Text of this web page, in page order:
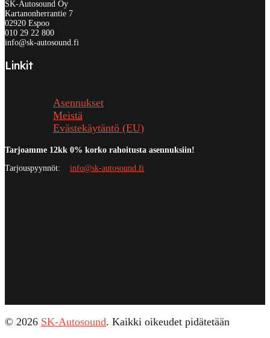
SK-Autosound Oy
Kartanonherrantie 7
02920 Espoo
010 29 22 800
info@sk-autosound.fi
Linkit
Asennukset
Meistä
Evästekäytäntö (EU)
Tarjoamme 12kk 0% korko rahoitusta asennuksiin!
Tarjouspyynnöt: info@sk-autosound.fi
© 2026 SK-Autosound. Kaikki oikeudet pidätetään